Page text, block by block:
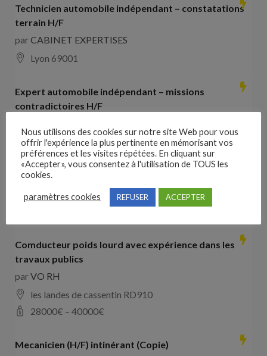
Technicien automobile indépendant – constatations
terrain H/F
parCABINET EXPERTISES
Lyon 69001
Expert automobile indépendant – missions
contradictoires H/F
Lyon 69001
Collaborateur comptable H/F
parHays France
Comducteur poids lourd avec expérience dans les
travaux publics
parVO RH
les landes de cassentin RD910
28000€ – 40000€
Mecanicien (H/F) intinérant (Copie)
Nous utilisons des cookies sur notre site Web pour vous
offrir l'expérience la plus pertinente en mémorisant vos
préférences et les visites répétées. En cliquant sur
«Accepter», vous consentez à l'utilisation de TOUS les
cookies.
paramètres cookies REFUSER ACCEPTER